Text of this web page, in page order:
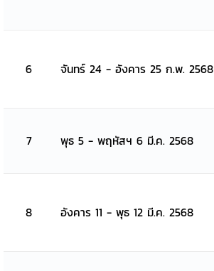
6 จันทร์ 24 - อังคาร 25 ก.พ. 2568
7 พุธ 5 - พฤหัสฯ 6 มี.ค. 2568
8 อังคาร 11 - พุธ 12 มี.ค. 2568